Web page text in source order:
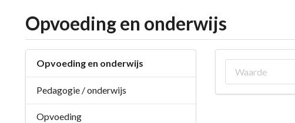
Opvoeding en onderwijs
Opvoeding en onderwijs
Pedagogie / onderwijs
Opvoeding